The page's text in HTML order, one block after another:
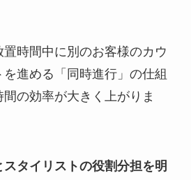
時間中に別のお客様のカウ
進める「同時進行」の仕組
の効率が大きく上がりま
タイリストの役割分担を明